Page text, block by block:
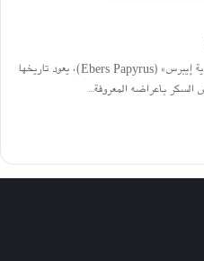
بقلم: د. سارة أحمد في بردية طبية تدعى «بردية إيبرس» (Ebers Papyrus)، يعود تاريخها